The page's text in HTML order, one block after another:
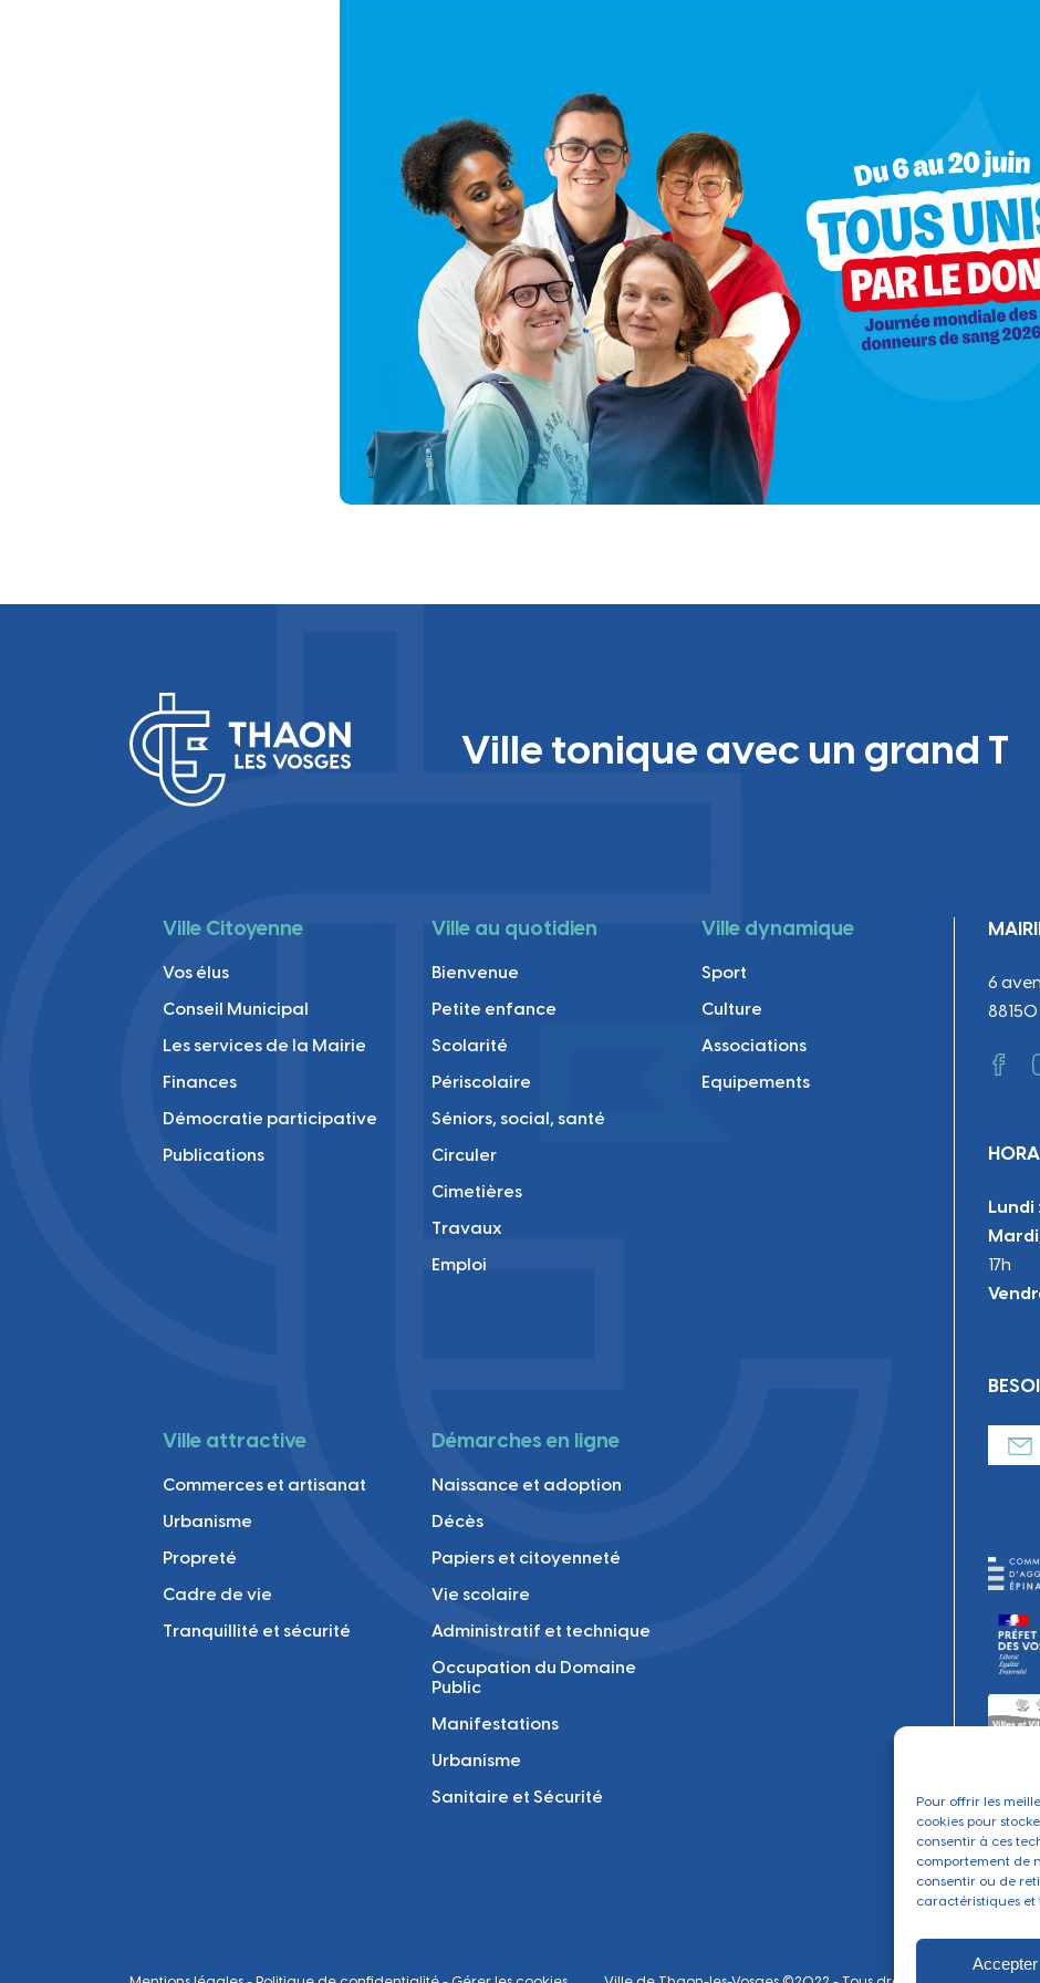
Pour offrir les
cookies pour
consentir à ces
comportement de
consentir ou de
caractéristiques et
Accepter
Ville tonique avec un grand T
Ville Citoyenne
Vos élus
Conseil Municipal
Les services de la Mairie
Finances
Démocratie participative
Publications
Ville au quotidien
Bienvenue
Petite enfance
Scolarité
Périscolaire
Séniors, social, santé
Circuler
Cimetières
Travaux
Emploi
Ville dynamique
Sport
Culture
Associations
Equipements
Ville attractive
Commerces et artisanat
Urbanisme
Propreté
Cadre de vie
Tranquillité et sécurité
Démarches en ligne
Naissance et adoption
Décès
Papiers et citoyenneté
Vie scolaire
Administratif et technique
Occupation du Domaine
Public
Manifestations
Urbanisme
Sanitaire et Sécurité
6
Lundi :
17h